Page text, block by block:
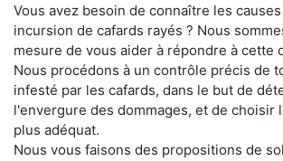
Vous avez besoin de connaître les
incursion de cafards rayés ? Nous
mesure de vous aider à répondre à cette
Nous procédons à un contrôle précis de
infesté par les cafards, dans le but de
l'envergure des dommages, et de choisir
plus adéquat.
Nous vous faisons des propositions de